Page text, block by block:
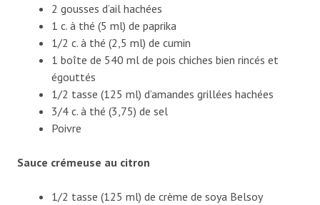
2 gousses d’ail hachées
1 c. à thé (5 ml) de paprika
1/2 c. à thé (2,5 ml) de cumin
1 boîte de 540 ml de pois chiches bien rincés et
égouttés
1/2 tasse (125 ml) d’amandes grillées hachées
3/4 c. à thé (3,75) de sel
Poivre
Sauce crémeuse au citron
1/2 tasse (125 ml) de crème de soya Belsoy